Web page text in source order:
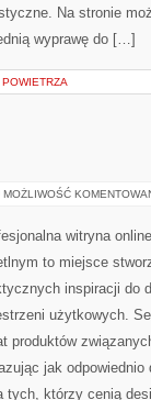
Na stronie
wyprawę do […]
MOŻLIWOŚĆ
witryna
to miejsce
inspiracji do
użytkowych.
produktów
jak odpowiednio
tych, którzy cenią